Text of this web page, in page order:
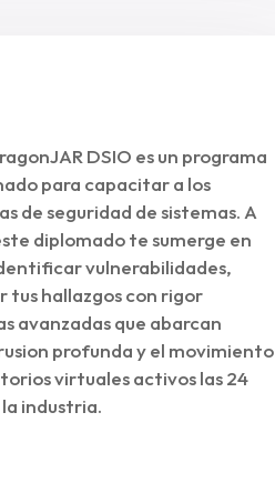
DSIO es un programa
para capacitar a los
de seguridad de sistemas. A
diplomado te sumerge en
vulnerabilidades,
hallazgos con rigor
avanzadas que abarcan
profunda y el movimiento
virtuales activos las 24
industria.